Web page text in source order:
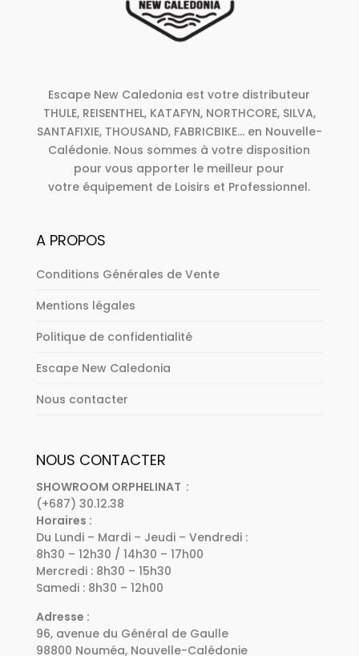
Escape New Caledonia est votre distributeur
THULE, REISENTHEL, KATAFYN, NORTHCORE, SILVA,
SANTAFIXIE, THOUSAND, FABRICBIKE... en Nouvelle-
Calédonie. Nous sommes à votre disposition
pour vous apporter le meilleur pour
votre équipement de Loisirs et Professionnel.
A PROPOS
Conditions Générales de Vente
Mentions légales
Politique de confidentialité
Escape New Caledonia
Nous contacter
NOUS CONTACTER
SHOWROOM ORPHELINAT :
(+687) 30.12.38
Horaires :
Du Lundi – Mardi – Jeudi – Vendredi :
8h30 – 12h30 / 14h30 – 17h00
Mercredi : 8h30 – 15h30
Samedi : 8h30 – 12h00
Adresse :
96, avenue du Général de Gaulle
98800 Nouméa, Nouvelle-Calédonie